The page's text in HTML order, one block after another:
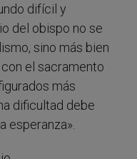
difícil y
del obispo no se
sino más bien
el sacramento
más
dificultad debe
esperanza».